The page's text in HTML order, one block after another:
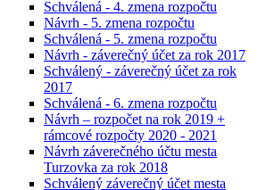
Schválená - 4. zmena rozpočtu
Návrh - 5. zmena rozpočtu
Schválená - 5. zmena rozpočtu
Návrh - záverečný účet za rok 2017
Schválený - záverečný účet za rok
2017
Schválená - 6. zmena rozpočtu
Návrh – rozpočet na rok 2019 +
rámcové rozpočty 2020 - 2021
Návrh záverečného účtu mesta
Turzovka za rok 2018
Schválený záverečný účet mesta